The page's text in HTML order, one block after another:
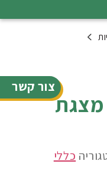
צור קשר
מצגת
כללי